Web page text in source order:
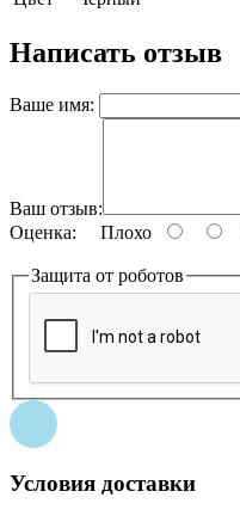
Написать отзыв
Ваше имя:
Ваш отзыв:
Оценка: Плохо
Защита от роботов
Условия доставки